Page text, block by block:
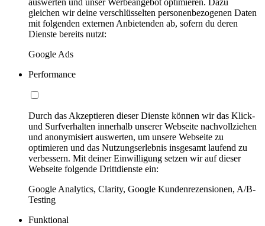
auswerten und unser Werbeangebot optimieren. Dazu
gleichen wir deine verschlüsselten personenbezogenen Daten
mit folgenden externen Anbietenden ab, sofern du deren
Dienste bereits nutzt:
Google Ads
Performance
Durch das Akzeptieren dieser Dienste können wir das Klick-
und Surfverhalten innerhalb unserer Webseite nachvollziehen
und anonymisiert auswerten, um unsere Webseite zu
optimieren und das Nutzungserlebnis insgesamt laufend zu
verbessern. Mit deiner Einwilligung setzen wir auf dieser
Webseite folgende Drittdienste ein:
Google Analytics, Clarity, Google Kundenrezensionen, A/B-
Testing
Funktional